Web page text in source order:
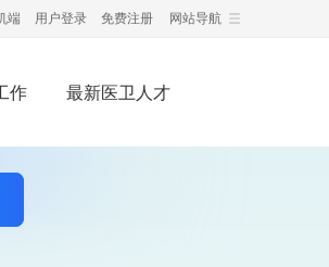
网站导航
端 用户登录 免费注册
作 最新医卫人才